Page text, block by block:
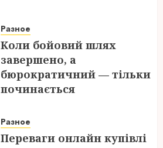
Разное
Коли бойовий шлях
завершено, а
бюрократичний — тільки
починається
Разное
Переваги онлайн купівлі